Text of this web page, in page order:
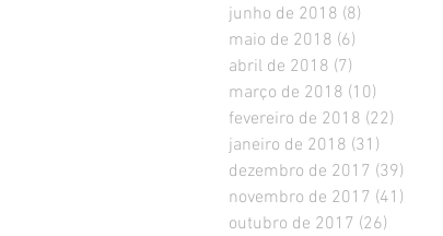
junho de 2018 (8)
maio de 2018 (6)
abril de 2018 (7)
março de 2018 (10)
fevereiro de 2018 (22)
janeiro de 2018 (31)
dezembro de 2017 (39)
novembro de 2017 (41)
outubro de 2017 (26)